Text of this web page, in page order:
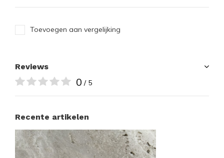
Toevoegen aan vergelijking
Reviews
0 / 5
Recente artikelen